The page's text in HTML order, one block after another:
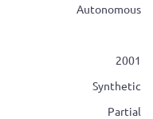
Autonomous
2001
Synthetic
Partial